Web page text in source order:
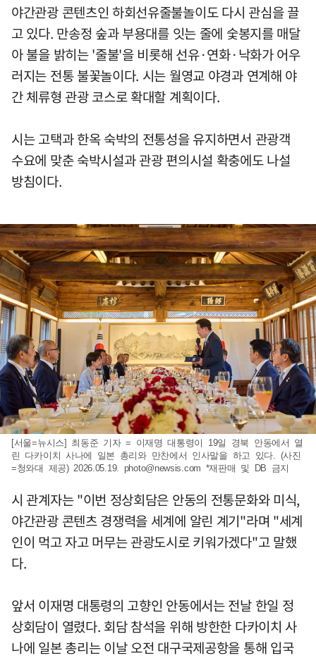
야간관광 콘텐츠인 하회선유줄불놀이도 다시 관심을 끌
고 있다. 만송정 숲과 부용대를 잇는 줄에 숯봉지를 매달
아 불을 밝히는 '줄불'을 비롯해 선유·연화·낙화가 어우
러지는 전통 불꽃놀이다. 시는 월영교 야경과 연계해 야
간 체류형 관광 코스로 확대할 계획이다.
시는 고택과 한옥 숙박의 전통성을 유지하면서 관광객
수요에 맞춘 숙박시설과 관광 편의시설 확충에도 나설
방침이다.
[서울=뉴시스] 최동준 기자 = 이재명 대통령이 19일 경북 안동에서 열
린 다카이치 사나에 일본 총리와 만찬에서 인사말을 하고 있다. (사진
=청와대 제공) 2026.05.19. photo@newsis.com *재판매 및 DB 금지
시 관계자는 "이번 정상회담은 안동의 전통문화와 미식,
야간관광 콘텐츠 경쟁력을 세계에 알린 계기"라며 "세계
인이 먹고 자고 머무는 관광도시로 키워가겠다"고 말했
다.
앞서 이재명 대통령의 고향인 안동에서는 전날 한일 정
상회담이 열렸다. 회담 참석을 위해 방한한 다카이치 사
나에 일본 총리는 이날 오전 대구국제공항을 통해 입국